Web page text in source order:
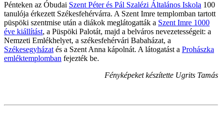
Pénteken az Óbudai Szent Péter és Pál Szalézi Általános Iskola 100
tanulója érkezett Székesfehérvárra. A Szent Imre templomban tartott
püspöki szentmise után a diákok meglátogatták a Szent Imre 1000
éve kiállítást, a Püspöki Palotát, majd a belváros nevezetességeit: a
Nemzeti Emlékhelyet, a székesfehérvári Babaházat, a
Székesegyházat és a Szent Anna kápolnát. A látogatást a Prohászka
emléktemplomban fejezték be.
Fényképeket készítette Ugrits Tamás